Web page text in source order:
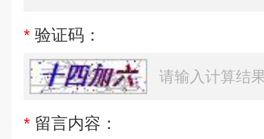
* 验证码：
* 留言内容：